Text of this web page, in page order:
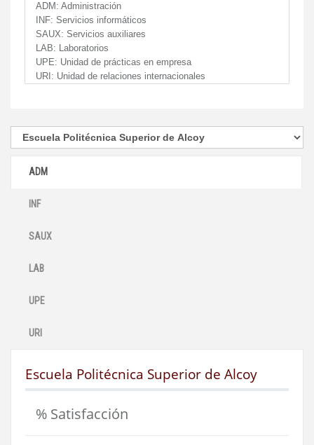
ADM: Administración
INF: Servicios informáticos
SAUX: Servicios auxiliares
LAB: Laboratorios
UPE: Unidad de prácticas en empresa
URI: Unidad de relaciones internacionales
ADM
INF
SAUX
LAB
UPE
URI
Escuela Politécnica Superior de Alcoy
% Satisfacción